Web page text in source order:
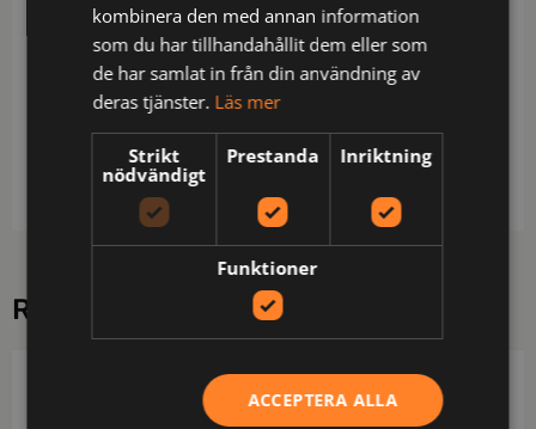
ökad rörlighet. Funktionsmaterialet transporterar
snabbt bort fukt från huden, vilket gör att plagget
torkar snabbt och gör så att du känner dig torr och
fräsch hela dagen. Krymp- och skrynkelfri.
RELATERADE PRODUKTER
kombinera den med annan information
som du har tillhandahållit dem eller som
de har samlat in från din användning av
deras tjänster. Läs mer
Strikt
nödvändigt
Prestanda Inriktning
Funktioner
ACCEPTERA ALLA